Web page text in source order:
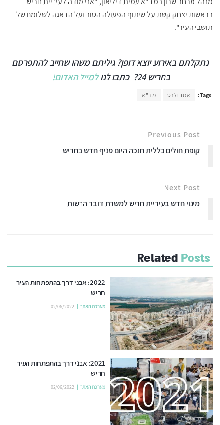
בראשות יצחק קשת על שיתוף הפעולה הטוב ועל הדאגה לשלומם של
תושבי העיר".
נתקלתם באירוע יוצא דופן? גיליתם משהו שחייב להתפרסם
בחריש 24?
כתבו לנולמייל האדום!
Tags: אמבולנס מד"א
Previous Post
קופת חולים כללית חנכה היום סניף חדש בחריש
Next Post
מינוי חדש בעיריית חריש למשרת דובר הרשות
Related Posts
2022: אבני דרך בהתפתחות העיר
חריש
מערכת האתר 02/06/2022
2021: אבני דרך בהתפתחות העיר
חריש
מערכת האתר 02/06/2022